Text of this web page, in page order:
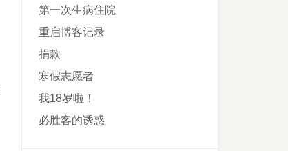
第一次生病住院
重启博客记录
捐款
寒假志愿者
我18岁啦！
必胜客的诱惑